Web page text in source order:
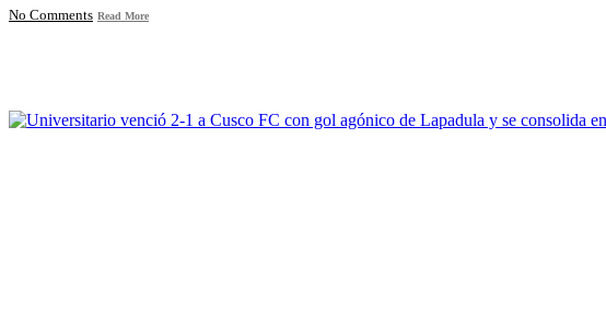
No Comments Read More